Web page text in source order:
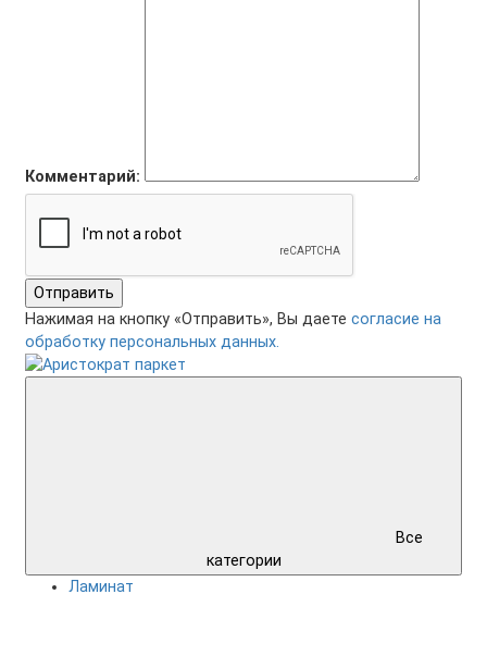
Комментарий:
Отправить
Нажимая на кнопку «Отправить», Вы даете согласие на
обработку персональных данных.
Все
категории
Ламинат